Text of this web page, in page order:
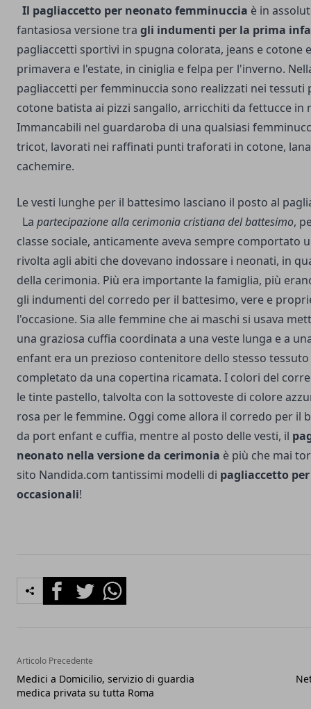
Il pagliaccetto per neonato femminuccia è in
fantasiosa versione tra gli indumenti per la prima
pagliaccetti sportivi in spugna colorata, jeans e cotone
primavera e l'estate, in ciniglia e felpa per l'inverno.
pagliaccetti per femminuccia sono realizzati nei tessuti
cotone batista ai pizzi sangallo, arricchiti da fettucce in
Immancabili nel guardaroba di una qualsiasi
tricot, lavorati nei raffinati punti traforati in cotone,
cachemire.
Le vesti lunghe per il battesimo lasciano il posto al
La partecipazione alla cerimonia cristiana del battesimo,
classe sociale, anticamente aveva sempre comportato
rivolta agli abiti che dovevano indossare i neonati, in
della cerimonia. Più era importante la famiglia, più
gli indumenti del corredo per il battesimo, vere e
l'occasione. Sia alle femmine che ai maschi si usava
una graziosa cuffia coordinata a una veste lunga e a
enfant era un prezioso contenitore dello stesso tessuto
completato da una copertina ricamata. I colori del
le tinte pastello, talvolta con la sottoveste di colore
rosa per le femmine. Oggi come allora il corredo per il
da port enfant e cuffia, mentre al posto delle vesti, il
neonato nella versione da cerimonia è più che mai
sito Nandida.com tantissimi modelli di pagliaccetto
occasionali!
FacebookTwitterWhatsapp
Articolo Precedente
Medici a Domicilio, servizio di guardia
medica privata su tutta Roma